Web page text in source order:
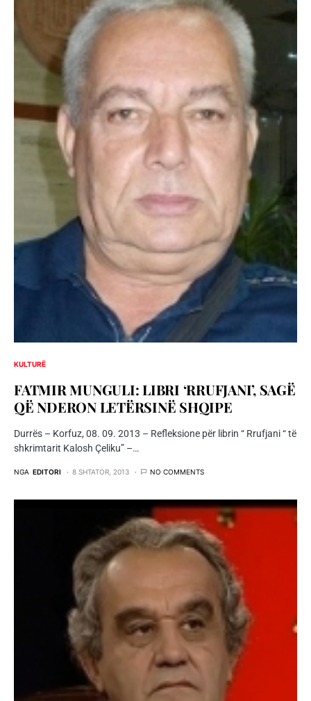
KULTURË
FATMIR MUNGULI: LIBRI ‘RRUFJANI’, SAGË
QË NDERON LETËRSINË SHQIPE
Durrës – Korfuz, 08. 09. 2013 – Refleksione për librin “ Rrufjani “ të
shkrimtarit Kalosh Çeliku” –…
NGA EDITORI 8 SHTATOR, 2013 NO COMMENTS